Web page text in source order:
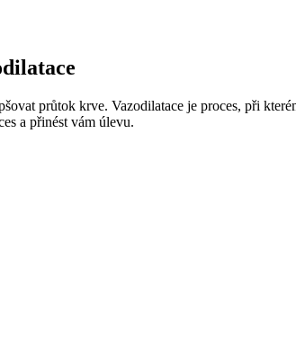
průtok krve. Vazodilatace je proces, při
a přinést vám úlevu.